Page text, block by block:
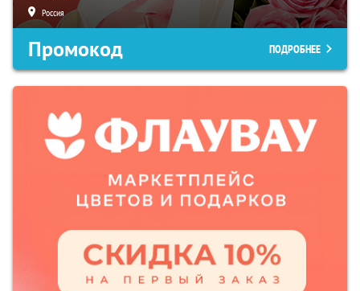
Россия
Промокод ПОДРОБНЕЕ